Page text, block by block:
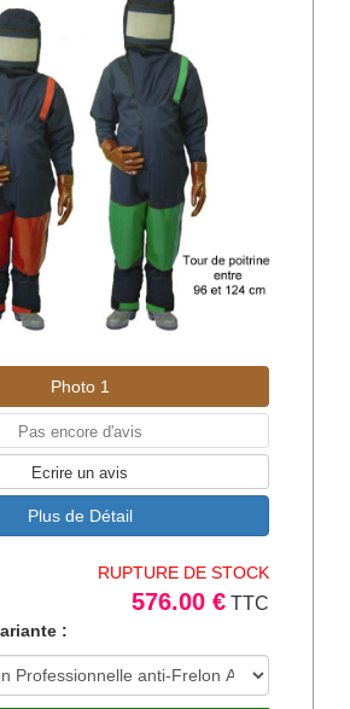
Photo 1
Pas encore d'avis
Ecrire un avis
Plus de Détail
RUPTURE DE STOCK
576.00 € TTC
: